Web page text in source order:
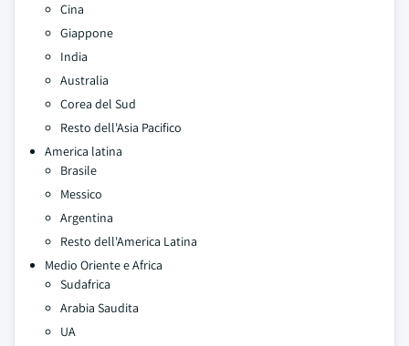
Cina
Giappone
India
Australia
Corea del Sud
Resto dell'Asia Pacifico
America latina
Brasile
Messico
Argentina
Resto dell'America Latina
Medio Oriente e Africa
Sudafrica
Arabia Saudita
UA